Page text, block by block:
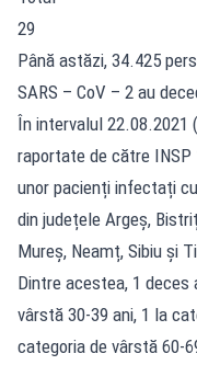
29
Până astăzi, 34.425
SARS – CoV – 2 au
În intervalul 22.08.2021
raportate de către INSP
unor pacienți infectați
din județele Argeș,
Mureș, Neamț, Sibiu și
Dintre acestea, 1
vârstă 30-39 ani, 1 la
categoria de vârstă 60-